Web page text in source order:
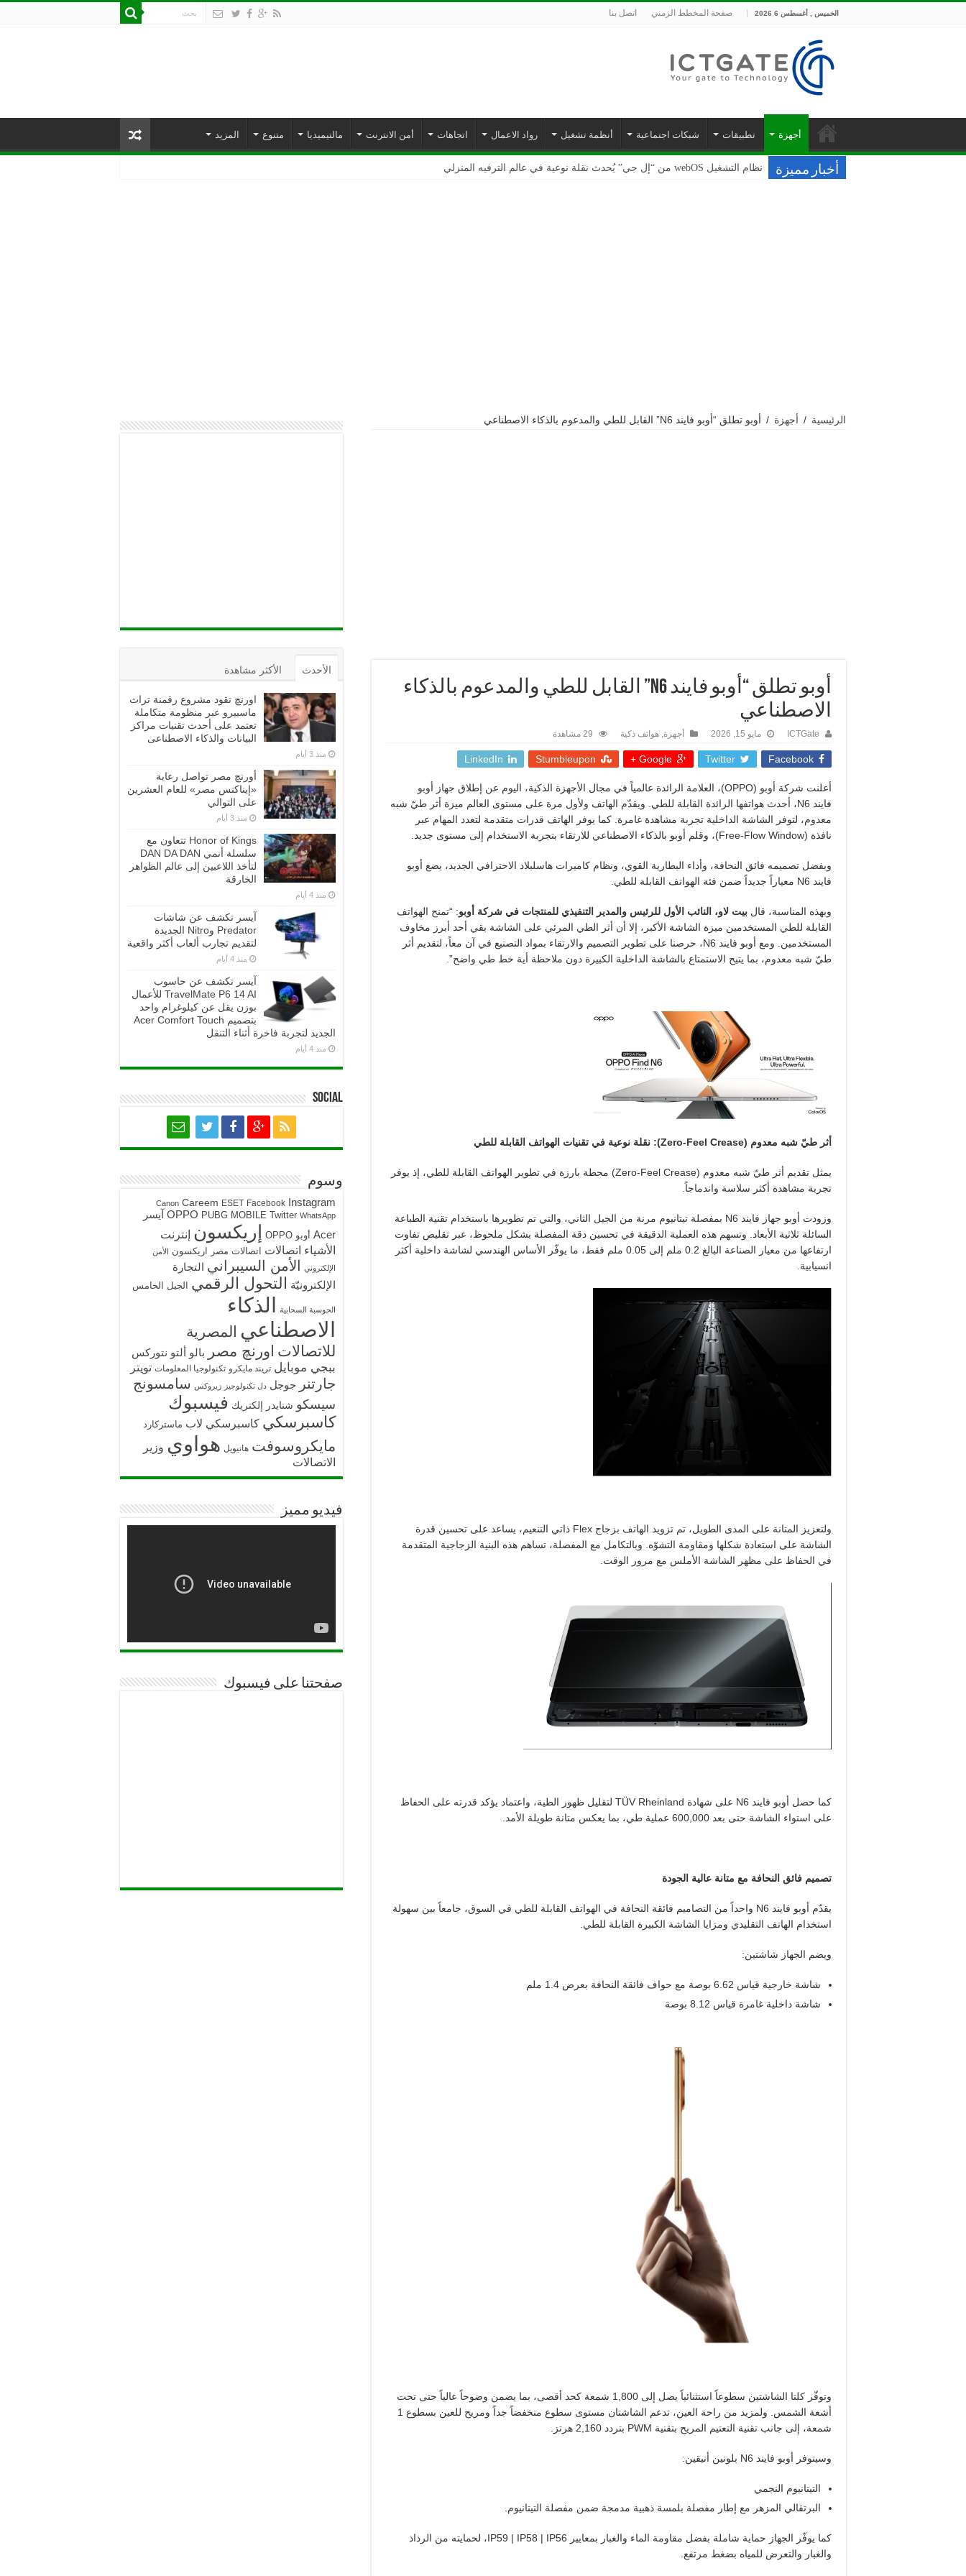
الخميس , أغسطس 6 2026 صفحة المخطط الزمني اتصل بنا
أجهزة تطبيقات شبكات اجتماعية أنظمة تشغيل رواد الاعمال اتجاهات أمن الانترنت مالتيميديا متنوع المزيد
أخبار مميزة نظام التشغيل webOS من “إل جي” يُحدث نقلة نوعية في عالم الترفيه المنزلي
الرئيسية / أجهزة / أوبو تطلق “أوبو فايند N6” القابل للطي والمدعوم بالذكاء الاصطناعي
أوبو تطلق “أوبو فايند N6” القابل للطي والمدعوم بالذكاء
الاصطناعي
ICTGate مايو 15, 2026 أجهزة, هواتف ذكية 29 مشاهدة
Facebook
Twitter
Google +
Stumbleupon
LinkedIn
أعلنت شركة أوبو (OPPO)، العلامة الرائدة عالمياً في مجال الأجهزة الذكية، اليوم عن إطلاق جهاز أوبو
فايند N6، أحدث هواتفها الرائدة القابلة للطي. ويقدّم الهاتف ولأول مرة على مستوى العالم ميزة أثر طيّ شبه
معدوم، لتوفر الشاشة الداخلية تجربة مشاهدة غامرة. كما يوفر الهاتف قدرات متقدمة لتعدد المهام عبر
نافذة (Free-Flow Window)، وقلم أوبو بالذكاء الاصطناعي للارتقاء بتجربة الاستخدام إلى مستوى جديد
وبفضل تصميمه فائق النحافة، وأداء البطارية القوي، ونظام كاميرات هاسلبلاد الاحترافي الجديد، يضع أوبو
فايند N6 معياراً جديداً ضمن فئة الهواتف القابلة للطي.
وبهذه المناسبة، قال بيت لاو، النائب الأول للرئيس والمدير التنفيذي للمنتجات في شركة أوبو: “تمنح الهواتف
القابلة للطي المستخدمين ميزة الشاشة الأكبر، إلا أن أثر الطي المرئي على الشاشة بقي أحد أبرز مخاوف
المستخدمين. ومع أوبو فايند N6، حرصنا على تطوير التصميم والارتقاء بمواد التصنيع في آن معاً، لتقديم أثر
طيّ شبه معدوم، بما يتيح الاستمتاع بالشاشة الداخلية الكبيرة دون ملاحظة أية خط طي واضح”.
أثر طيّ شبه معدوم (Zero-Feel Crease): نقلة نوعية في تقنيات الهواتف القابلة للطي
يمثل تقديم أثر طيّ شبه معدوم (Zero-Feel Crease) محطة بارزة في تطوير الهواتف القابلة للطي، إذ يوفر
تجربة مشاهدة أكثر سلاسة واندماجاً.
وزودت أوبو جهاز فايند N6 بمفصلة تيتانيوم مرنة من الجيل الثاني، والتي تم تطويرها باستخدام تقنية الطباعة
السائلة ثلاثية الأبعاد. وتسهم هذه العملية الدقيقة في تحسين دقة المفصلة بشكل ملحوظ، عبر تقليص تفاوت
ارتفاعها من معيار الصناعة البالغ 0.2 ملم إلى 0.05 ملم فقط، ما يوفّر الأساس الهندسي لشاشة داخلية أكثر
انسيابية.
ولتعزيز المتانة على المدى الطويل، تم تزويد الهاتف بزجاج Flex ذاتي التنعيم، يساعد على تحسين قدرة
الشاشة على استعادة شكلها ومقاومة التشوّه. وبالتكامل مع المفصلة، تساهم هذه البنية الزجاجية المتقدمة
في الحفاظ على مظهر الشاشة الأملس مع مرور الوقت.
كما حصل أوبو فايند N6 على شهادة TÜV Rheinland لتقليل ظهور الطية، واعتماد يؤكد قدرته على الحفاظ
على استواء الشاشة حتى بعد 600,000 عملية طي، بما يعكس متانة طويلة الأمد.
تصميم فائق النحافة مع متانة عالية الجودة
يقدّم أوبو فايند N6 واحداً من التصاميم فائقة النحافة في الهواتف القابلة للطي في السوق، جامعاً بين سهولة
استخدام الهاتف التقليدي ومزايا الشاشة الكبيرة القابلة للطي.
ويضم الجهاز شاشتين:
شاشة خارجية قياس 6.62 بوصة مع حواف فائقة النحافة بعرض 1.4 ملم
شاشة داخلية غامرة قياس 8.12 بوصة
وتوفّر كلتا الشاشتين سطوعاً استثنائياً يصل إلى 1,800 شمعة كحد أقصى، بما يضمن وضوحاً عالياً حتى تحت
أشعة الشمس. ولمزيد من راحة العين، تدعم الشاشتان مستوى سطوع منخفضاً جداً ومريح للعين بسطوع 1
شمعة، إلى جانب تقنية التعتيم المريح بتقنية PWM بتردد 2,160 هرتز.
وسيتوفر أوبو فايند N6 بلونين أنيقين:
التيتانيوم النجمي
البرتقالي المزهر مع إطار مفصلة بلمسة ذهبية مدمجة ضمن مفصلة التيتانيوم
كما يوفّر الجهاز حماية شاملة بفضل مقاومة الماء والغبار بمعايير IP56
|
IP58
|
IP59، لحمايته من الرذاذ
والغبار والتعرض للمياه بضغط مرتفع.
الأحدث الأكثر مشاهدة
اورنچ تقود مشروع رقمنة تراث
ماسبيرو عبر منظومة متكاملة
تعتمد على أحدث تقنيات مراكز
البيانات والذكاء الاصطناعى
منذ 3 أيام
أورنچ مصر تواصل رعاية
«إيناكتس مصر» للعام العشرين
على التوالي
منذ 3 أيام
Honor of Kings تتعاون مع
سلسلة أنمي DAN DA DAN
لتأخذ اللاعبين إلى عالم الظواهر
الخارقة
منذ 4 أيام
آيسر تكشف عن شاشات
Predator وNitro الجديدة
لتقديم تجارب ألعاب أكثر واقعية
منذ 4 أيام
آيسر تكشف عن حاسوب
TravelMate P6 14 AI للأعمال
بوزن يقل عن كيلوغرام واحد
بتصميم Acer Comfort Touch
الجديد لتجربة فاخرة أثناء التنقل
منذ 4 أيام
Social
وسوم
Canon Careem ESET Facebook Instagram
OPPO PUBG MOBILE Twitter WhatsApp
آيسر
Acer أوبو OPPO إريكسون إنترنت
الأشياء اتصالات اتصالات مصر اريكسون الأمن
الإلكتروني الأمن السيبراني التجارة
الإلكترونيّة التحول الرقمي الجيل الخامس
الحوسبة السحابية الذكاء
الاصطناعي المصرية
للاتصالات اورنچ مصر بالو ألتو نتوركس
ببجي موبايل تريند مايكرو تكنولوجيا المعلومات تويتر
جارتنر جوجل دل تكنولوجيز زيروكس سامسونج
سيسكو شنايدر إلكتريك فيسبوك
كاسبرسكي كاسبرسكي لاب ماستركارد
مايكروسوفت هانيويل هواوي وزير
الاتصالات
فيديو مميز
صفحتنا على فيسبوك